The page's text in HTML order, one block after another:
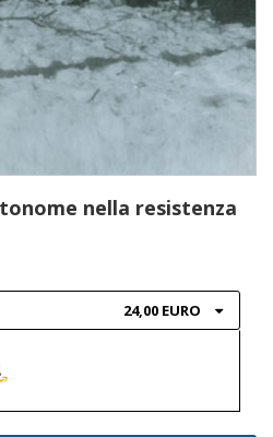
nella resistenza
24,00 EURO